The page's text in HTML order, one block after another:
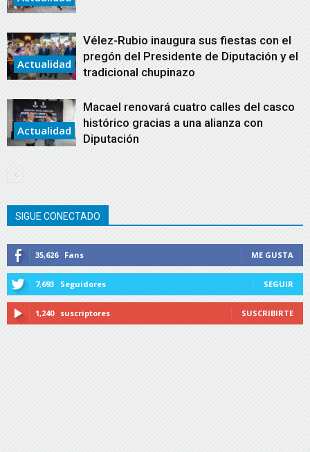
Actualidad
Vélez-Rubio inaugura sus fiestas con el
pregón del Presidente de Diputación y el
tradicional chupinazo
Actualidad
Macael renovará cuatro calles del casco
histórico gracias a una alianza con
Diputación
SIGUE CONECTADO
35,626 Fans ME GUSTA
7,693 Seguidores SEGUIR
1,240 suscriptores SUSCRIBIRTE